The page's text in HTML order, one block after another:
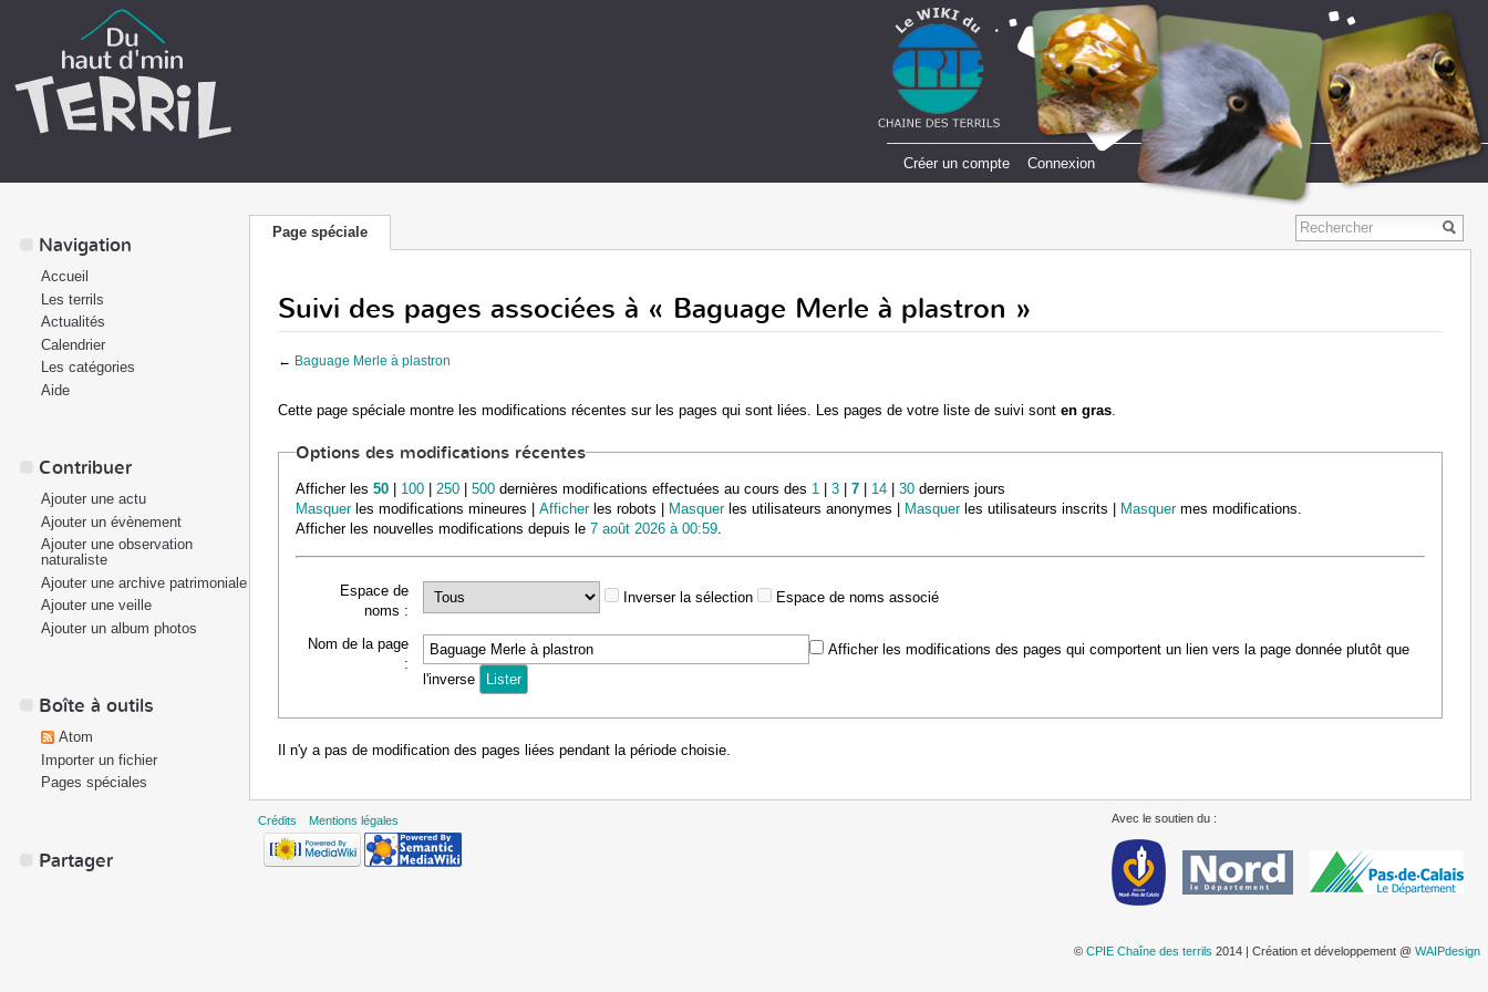
Créer un compte Connexion
Page spéciale
Suivi des pages associées à « Baguage Merle à plastron »
← Baguage Merle à plastron
Cette page spéciale montre les modifications récentes sur les pages qui sont liées. Les pages de votre liste de suivi sont en gras
Options des modifications récentes
Afficher les 50 | 100 | 250 | 500 dernières modifications effectuées au cours des 1 | 3 | 7 | 14 | 30 derniers jours
Masquerles modifications mineures | Afficherles robots | Masquerles utilisateurs anonymes | Masquerles utilisateurs inscrits | Masquermes modifications.
Afficher les nouvelles modifications depuis le 7 août 2026 à 00:59
Espace de
noms :
Inverser la sélection Espace de noms associé
Nom de la page
:
Afficher les modifications des pages qui comportent un lien vers la page donnée plutôt que
l'inverse
Il n'y a pas de modification des pages liées pendant la période choisie.
Navigation
Accueil
Les terrils
Actualités
Calendrier
Les catégories
Aide
Contribuer
Ajouter une actu
Ajouter un évènement
Ajouter une observation
naturaliste
Ajouter une archive patrimoniale
Ajouter une veille
Ajouter un album photos
Boîte à outils
Atom
Importer un fichier
Pages spéciales
Partager
Crédits Mentions légales Avec le soutien du :
© CPIE Chaîne des terrils 2014 | Création et développement @ WAIPdesign